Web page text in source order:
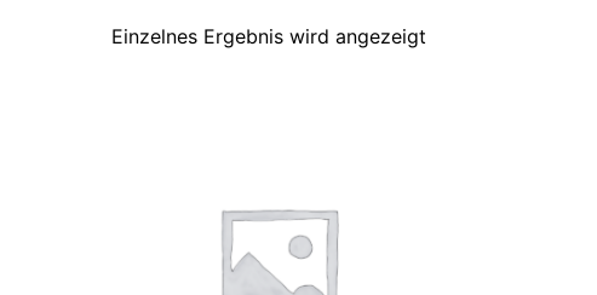
Einzelnes Ergebnis wird angezeigt